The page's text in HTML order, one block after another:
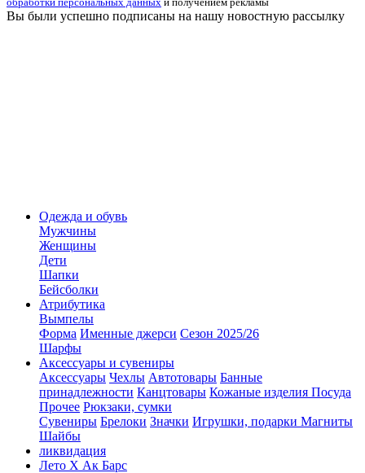
Вы были успешно подписаны на нашу новостную рассылку
Одежда и обувь
Мужчины
Женщины
Дети
Шапки
Бейсболки
Атрибутика
Вымпелы
Форма Именные джерси Сезон 2025/26
Шарфы
Аксессуары и сувениры
Аксессуары Чехлы Автотовары Банные
принадлежности Канцтовары Кожаные изделия Посуда
Прочее Рюкзаки, сумки
Сувениры Брелоки Значки Игрушки, подарки Магниты
Шайбы
ликвидация
Лето Х Ак Барс